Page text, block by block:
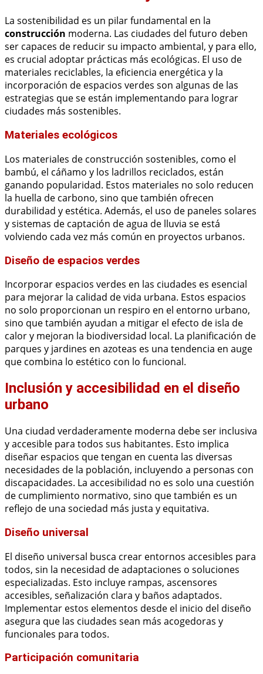
La sostenibilidad es un pilar fundamental en la
construcción moderna. Las ciudades del futuro deben
ser capaces de reducir su impacto ambiental, y para ello,
es crucial adoptar prácticas más ecológicas. El uso de
materiales reciclables, la eficiencia energética y la
incorporación de espacios verdes son algunas de las
estrategias que se están implementando para lograr
ciudades más sostenibles.
Materiales ecológicos
Los materiales de construcción sostenibles, como el
bambú, el cáñamo y los ladrillos reciclados, están
ganando popularidad. Estos materiales no solo reducen
la huella de carbono, sino que también ofrecen
durabilidad y estética. Además, el uso de paneles solares
y sistemas de captación de agua de lluvia se está
volviendo cada vez más común en proyectos urbanos.
Diseño de espacios verdes
Incorporar espacios verdes en las ciudades es esencial
para mejorar la calidad de vida urbana. Estos espacios
no solo proporcionan un respiro en el entorno urbano,
sino que también ayudan a mitigar el efecto de isla de
calor y mejoran la biodiversidad local. La planificación de
parques y jardines en azoteas es una tendencia en auge
que combina lo estético con lo funcional.
Inclusión y accesibilidad en el diseño
urbano
Una ciudad verdaderamente moderna debe ser inclusiva
y accesible para todos sus habitantes. Esto implica
diseñar espacios que tengan en cuenta las diversas
necesidades de la población, incluyendo a personas con
discapacidades. La accesibilidad no es solo una cuestión
de cumplimiento normativo, sino que también es un
reflejo de una sociedad más justa y equitativa.
Diseño universal
El diseño universal busca crear entornos accesibles para
todos, sin la necesidad de adaptaciones o soluciones
especializadas. Esto incluye rampas, ascensores
accesibles, señalización clara y baños adaptados.
Implementar estos elementos desde el inicio del diseño
asegura que las ciudades sean más acogedoras y
funcionales para todos.
Participación comunitaria